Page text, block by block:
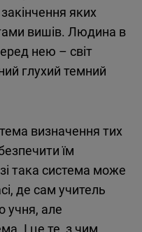
яких
вишів. Людина в
нею – світ
глухий темний
визначення тих
їм
така система може
де сам учитель
учня, але
І це те, з чим